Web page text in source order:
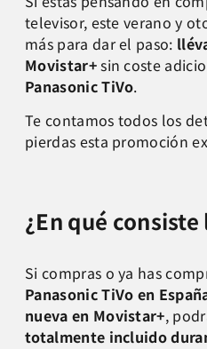
televisor, este verano y
más para dar el paso:
Movistar+sin coste
Panasonic TiVo.
Te contamos todos los
pierdas esta promoción
¿En qué
Si compras o ya has
Panasonic TiVo en
nueva en Movistar+,
totalmente incluido